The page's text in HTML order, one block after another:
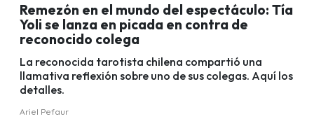
Remezón en el mundo del espectáculo: Tía
Yoli se lanza en picada en contra de
reconocido colega
La reconocida tarotista chilena compartió una
llamativa reflexión sobre uno de sus colegas. Aquí los
detalles.
Ariel Pefaur